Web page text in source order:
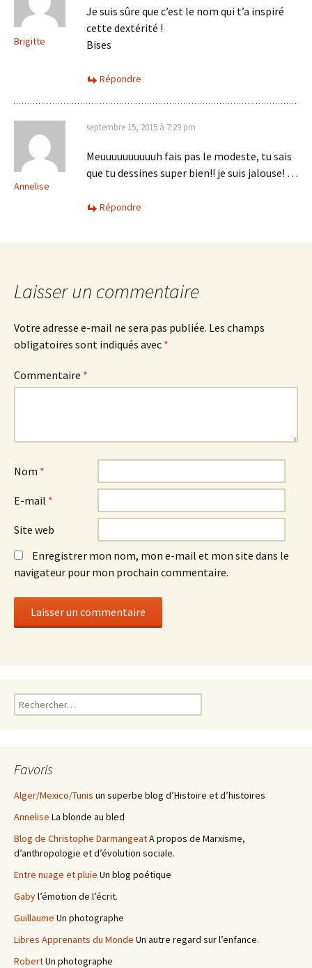
Brigitte
Je suis sûre que c’est le nom qui t’a inspiré
cette dextérité !
Bises
Répondre
Annelise
septembre 15, 2015 à 7:29 pm
Meuuuuuuuuuuh fais pas le modeste, tu sais
que tu dessines super bien!! je suis jalouse! …
Répondre
Laisser un commentaire
Votre adresse e-mail ne sera pas publiée. Les champs
obligatoires sont indiqués avec *
Commentaire *
Nom *
E-mail *
Site web
Enregistrer mon nom, mon e-mail et mon site dans le
navigateur pour mon prochain commentaire.
Rechercher :
Favoris
Alger/Mexico/Tunis un superbe blog d’Histoire et d’histoires
Annelise La blonde au bled
Blog de Christophe DarmangeatA propos de Marxisme,
d’anthropologie et d’évolution sociale.
Entre nuage et pluie Un blog poétique
Gabyl’émotion de l’écrit.
Guillaume Un photographe
Libres Apprenants du Monde Un autre regard sur l’enfance.
RobertUn photographe